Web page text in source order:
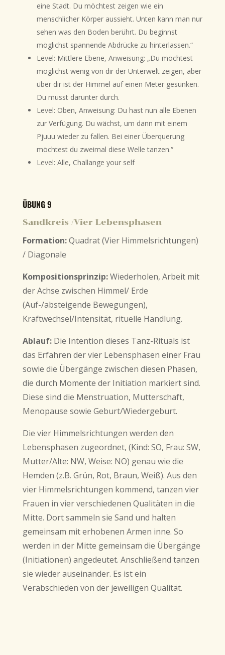
eine Stadt. Du möchtest zeigen wie ein
menschlicher Körper aussieht. Unten kann man nur
sehen was den Boden berührt. Du beginnst
möglichst spannende Abdrücke zu hinterlassen.“
Level: Mittlere Ebene, Anweisung: „Du möchtest
möglichst wenig von dir der Unterwelt zeigen, aber
über dir ist der Himmel auf einen Meter gesunken.
Du musst darunter durch.
Level: Oben, Anweisung: Du hast nun alle Ebenen
zur Verfügung. Du wächst, um dann mit einem
Pjuuu wieder zu fallen. Bei einer Überquerung
möchtest du zweimal diese Welle tanzen.“
Level: Alle, Challange your self
ÜBUNG 9
Sandkreis /Vier Lebensphasen
Formation:Quadrat (Vier Himmelsrichtungen)
/ Diagonale
Kompositionsprinzip:Wiederholen, Arbeit mit
der Achse zwischen Himmel/ Erde
(Auf-/absteigende Bewegungen),
Kraftwechsel/Intensität, rituelle Handlung.
Ablauf:Die Intention dieses Tanz-Rituals ist
das Erfahren der vier Lebensphasen einer Frau
sowie die Übergänge zwischen diesen Phasen,
die durch Momente der Initiation markiert sind.
Diese sind die Menstruation, Mutterschaft,
Menopause sowie Geburt/Wiedergeburt.
Die vier Himmelsrichtungen werden den
Lebensphasen zugeordnet, (Kind: SO, Frau: SW,
Mutter/Alte: NW, Weise: NO) genau wie die
Hemden (z.B. Grün, Rot, Braun, Weiß). Aus den
vier Himmelsrichtungen kommend, tanzen vier
Frauen in vier verschiedenen Qualitäten in die
Mitte. Dort sammeln sie Sand und halten
gemeinsam mit erhobenen Armen inne. So
werden in der Mitte gemeinsam die Übergänge
(Initiationen) angedeutet. Anschließend tanzen
sie wieder auseinander. Es ist ein
Verabschieden von der jeweiligen Qualität.